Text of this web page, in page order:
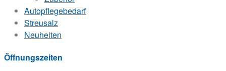
Autopflegebedarf
Streusalz
Neuheiten
Öffnungszeiten